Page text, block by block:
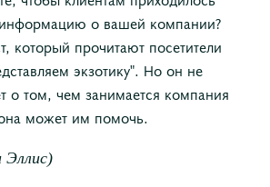
о вашей компании?
который прочитают посетители
экзотику". Но он не
о том, чем занимается компания
может им помочь.